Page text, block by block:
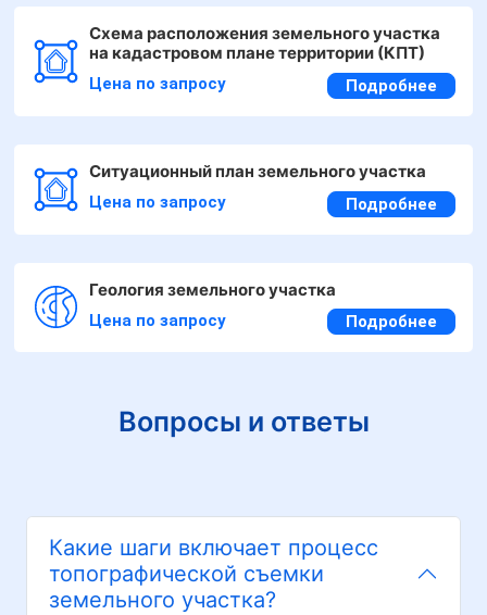
Схема расположения земельного участка
на кадастровом плане территории (КПТ)
Цена по запросу Подробнее
Ситуационный план земельного участка
Цена по запросу Подробнее
Геология земельного участка
Цена по запросу Подробнее
Вопросы и ответы
Какие шаги включает процесс
топографической съемки
земельного участка?